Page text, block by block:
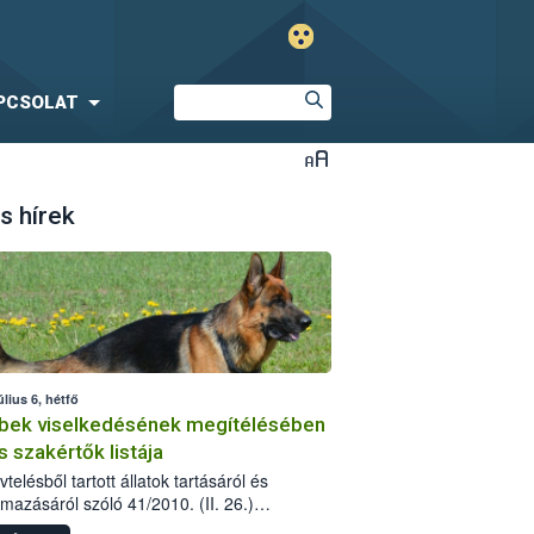
hírek
6, hétfő
viselkedésének megítélésében
szakértők listája
tartott állatok tartásáról és
szóló 41/2010. (II. 26.)
szabályozza az eb okozta fizikai